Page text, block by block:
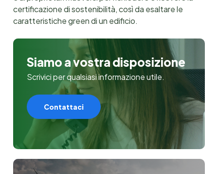
certificazione di sostenibilità, così da esaltare le
caratteristiche green di un edificio.
Siamo a vostra disposizione
Scrivici per qualsiasi informazione utile.
Contattaci